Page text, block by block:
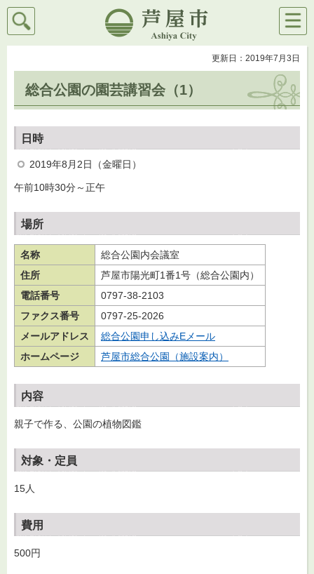
芦屋市
検索
メニ
ュー
更新日：2019年7月3日
総合公園の園芸講習会（1）
日時
2019年8月2日（金曜日）
午前10時30分～正午
場所
名称
総合公園内会議室
住所
芦屋市陽光町1番1号（総合公園内）
電話番号
0797-38-2103
ファクス番号
0797-25-2026
メールアドレス
総合公園申し込みEメール
ホームページ
芦屋市総合公園（施設案内）
内容
親子で作る、公園の植物図鑑
対象・定員
15人
費用
500円